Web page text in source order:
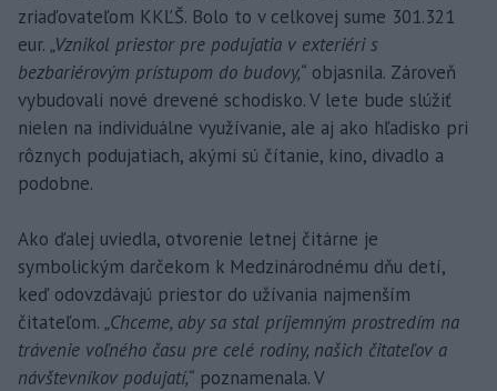
zriaďovateľom KKĽŠ. Bolo to v celkovej sume 301.321
eur. „Vznikol priestor pre podujatia v exteriéri s
bezbariérovým prístupom do budovy,“ objasnila. Zároveň
vybudovali nové drevené schodisko. V lete bude slúžiť
nielen na individuálne využívanie, ale aj ako hľadisko pri
rôznych podujatiach, akými sú čítanie, kino, divadlo a
podobne.
Ako ďalej uviedla, otvorenie letnej čitárne je
symbolickým darčekom k Medzinárodnému dňu detí,
keď odovzdávajú priestor do užívania najmenším
čitateľom. „Chceme, aby sa stal príjemným prostredím na
trávenie voľného času pre celé rodiny, našich čitateľov a
návštevníkov podujatí,“ poznamenala. V